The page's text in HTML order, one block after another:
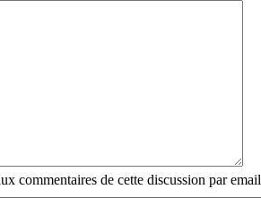
commentaires de cette discussion par email